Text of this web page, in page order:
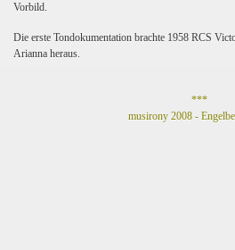
Vorbild.
Die erste Tondokumentation brachte 1958 RCS
Arianna heraus.
***
musirony 2008 -